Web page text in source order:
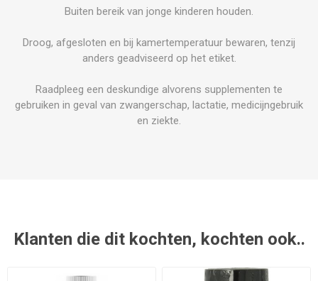
Buiten bereik van jonge kinderen houden.
Droog, afgesloten en bij kamertemperatuur bewaren, tenzij
anders geadviseerd op het etiket.
Raadpleeg een deskundige alvorens supplementen te
gebruiken in geval van zwangerschap, lactatie, medicijngebruik
en ziekte.
Klanten die dit kochten, kochten ook..